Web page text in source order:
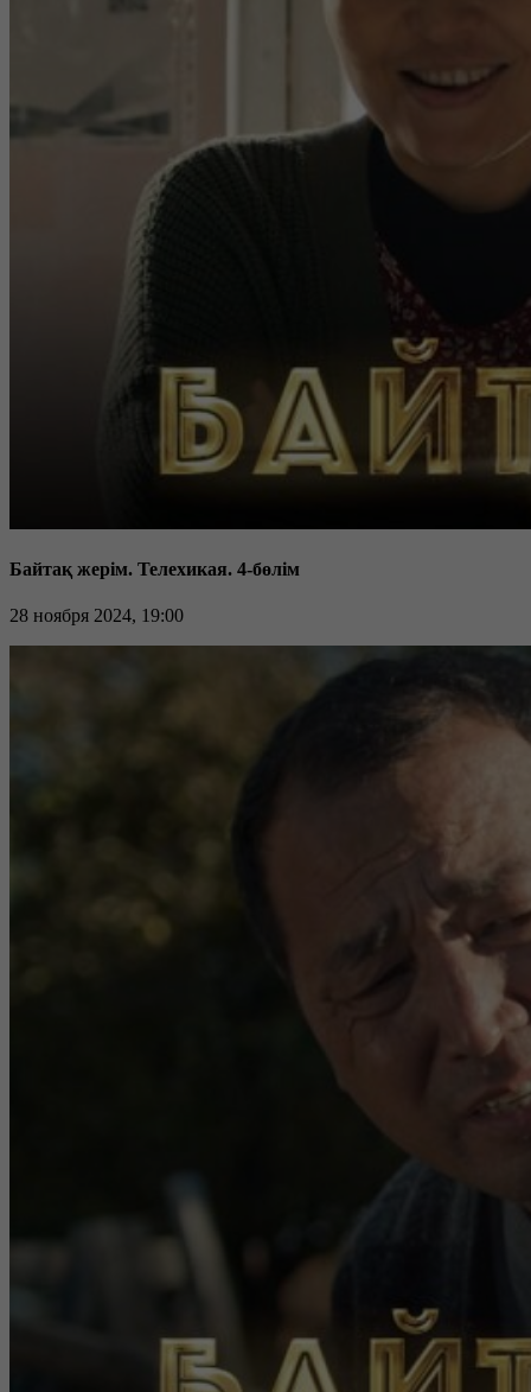
Байтақ жерім. Телехикая. 4-бөлім
28 ноября 2024, 19:00